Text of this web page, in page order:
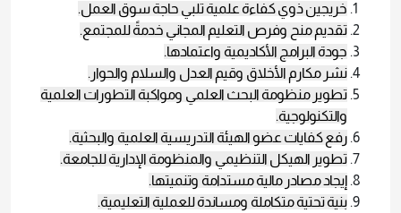
خريجين ذوي كفاءة علمية تلبي حاجة سوق العمل.
تقديم منح وفرص التعليم المجاني خدمةً للمجتمع.
جودة البرامج الأكاديمية واعتمادها.
نشر مكارم الأخلاق وقيم العدل والسلام والحوار.
تطوير منظومة البحث العلمي ومواكبة التطورات العلمية
والتكنولوجية.
رفع كفايات عضو الهيئة التدريسية العلمية والبحثية.
تطوير الهيكل التنظيمي والمنظومة الإدارية للجامعة.
إيجاد مصادر مالية مستدامة وتنميتها.
بنية تحتية متكاملة ومساندة للعملية التعليمية.